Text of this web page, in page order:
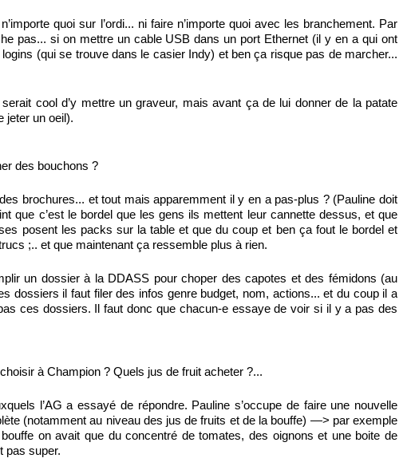
quoi sur l’ordi... ni faire n’importe quoi avec les branchement. Par
pas... si on mettre un cable USB dans un port Ethernet (il y en a qui ont
(qui se trouve dans le casier Indy) et ben ça risque pas de marcher...
cool d’y mettre un graveur, mais avant ça de lui donner de la patate
jeter un oeil).
des bouchons ?
brochures... et tout mais apparemment il y en a pas-plus ? (Pauline doit
que c’est le bordel que les gens ils mettent leur cannette dessus, et que
posent les packs sur la table et que du coup et ben ça fout le bordel et
;.. et que maintenant ça ressemble plus à rien.
un dossier à la DDASS pour choper des capotes et des fémidons (au
dossiers il faut filer des infos genre budget, nom, actions... et du coup il a
ces dossiers. Il faut donc que chacun-e essaye de voir si il y a pas des
à Champion ? Quels jus de fruit acheter ?...
l’AG a essayé de répondre. Pauline s’occupe de faire une nouvelle
(notamment au niveau des jus de fruits et de la bouffe) —> par exemple
on avait que du concentré de tomates, des oignons et une boite de
pas super.